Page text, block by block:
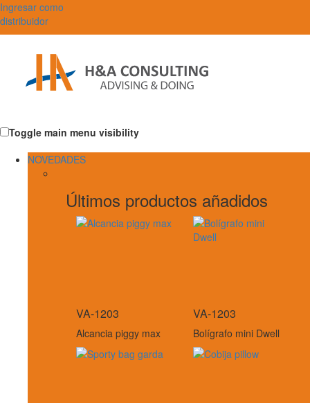
Ingresar como
distribuidor
Toggle main menu visibility
NOVEDADES
Últimos productos añadidos
VA-1203
Alcancia piggy max
VA-1203
Bolígrafo mini Dwell